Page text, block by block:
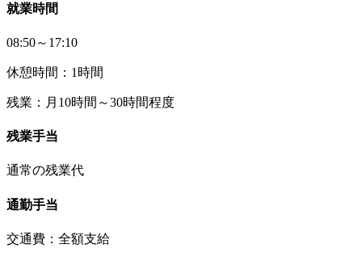
就業時間
08:50～17:10
休憩時間：1時間
残業：月10時間～30時間程度
残業手当
通常の残業代
通勤手当
交通費：全額支給